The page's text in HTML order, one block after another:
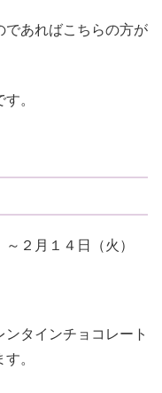
であればこちらの方が
。
２月１４日（火）
タインチョコレート
。